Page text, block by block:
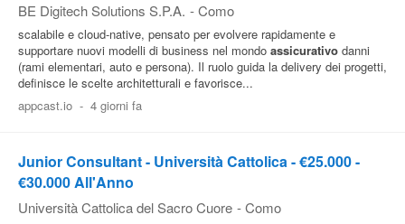
BE Digitech Solutions S.P.A. - Como
scalabile e cloud-native, pensato per evolvere rapidamente e
supportare nuovi modelli di business nel mondo assicurativo danni
(rami elementari, auto e persona). Il ruolo guida la delivery dei progetti,
definisce le scelte architetturali e favorisce...
appcast.io - 4 giorni fa
Junior Consultant - Università Cattolica - €25.000 -
€30.000 All'Anno
Università Cattolica del Sacro Cuore - Como